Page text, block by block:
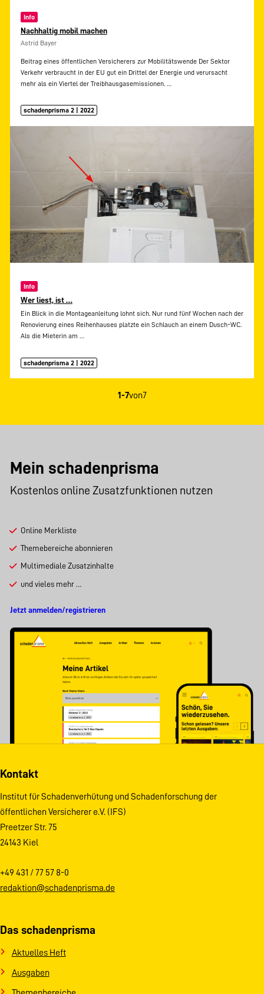
Info
Nachhaltig mobil machen
Astrid Bayer
Beitrag eines öffentlichen Versicherers zur Mobilitätswende Der Sektor
Verkehr verbraucht in der EU gut ein Drittel der Energie und verursacht
mehr als ein Viertel der Treibhausgasemissionen.
schadenprisma 2 | 2022
Info
Wer liest, ist …
Ein Blick in die Montageanleitung lohnt sich. Nur rund fünf Wochen nach der
Renovierung eines Reihenhauses platzte ein Schlauch an einem Dusch-WC.
Als die Mieterin am
schadenprisma 2 | 2022
1-7von7
Mein schadenprisma
Kostenlos online Zusatzfunktionen nutzen
Online Merkliste
Themebereiche abonnieren
Multimediale Zusatzinhalte
und vieles mehr …
Jetzt anmelden/registrieren
Kontakt
Institut für Schadenverhütung und Schadenforschung der
öffentlichen Versicherer e.V. (IFS)
Preetzer Str. 75
24143 Kiel
+49 431 / 77 57 8-0
redaktion@schadenprisma.de
Das schadenprisma
Aktuelles Heft
Ausgaben